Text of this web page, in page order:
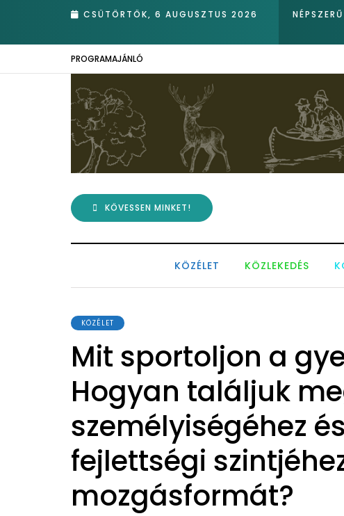
CSÜTÖRTÖK, 6 AUGUSZTUS 2026 NÉPSZERŰ
nádasában – Kiemelkedő hazai eredmények az Európai
PROGRAMAJÁNLÓ
KÖVESSEN MINKET!
KÖZÉLET KÖZLEKEDÉS
KÖZÉLET
Mit sportoljon a
Hogyan találjuk
személyiségéhez és
fejlettségi
mozgásformát?